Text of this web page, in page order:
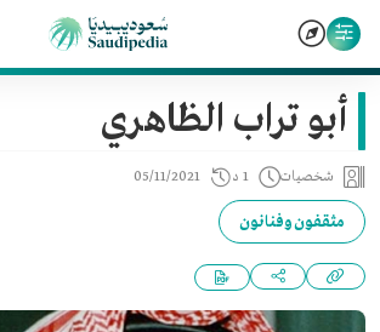
أبو تراب الظاهري
شخصيات 1 د 05/11/2021
مثقفون وفنانون